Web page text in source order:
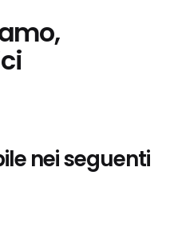
nei seguenti